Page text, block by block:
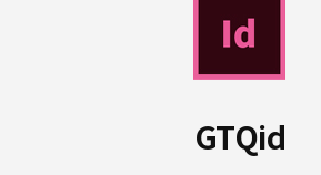
GTQid